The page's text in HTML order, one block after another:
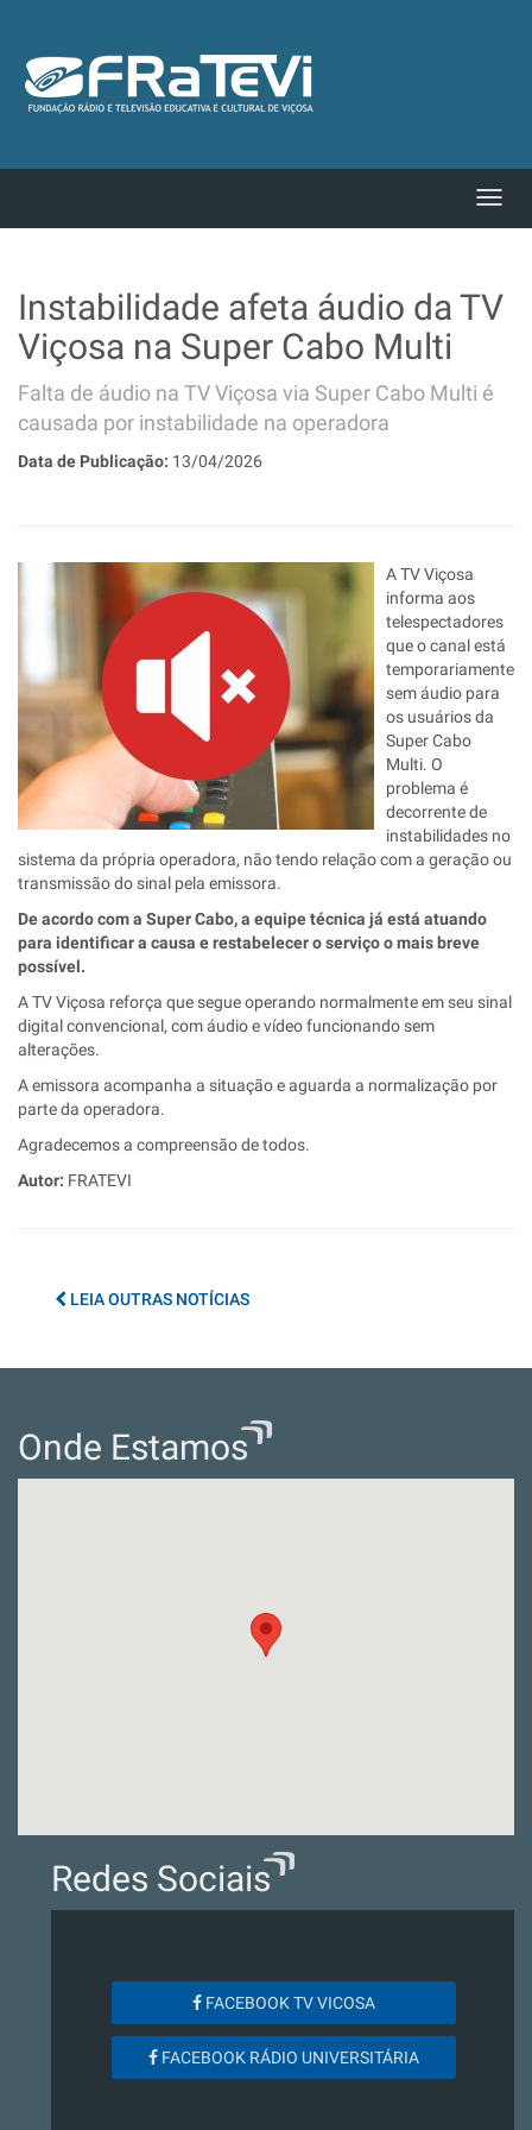
Instabilidade afeta áudio da TV
Viçosa na Super Cabo Multi
Falta de áudio na TV Viçosa via Super Cabo Multi é
causada por instabilidade na operadora
Data de Publicação: 13/04/2026
A TV Viçosa
informa aos
telespectadores
que o canal está
temporariamente
sem áudio para
os usuários da
Super Cabo
Multi. O
problema é
decorrente de
instabilidades no
sistema da própria operadora, não tendo relação com a geração ou
transmissão do sinal pela emissora.
De acordo com a Super Cabo, a equipe técnica já está atuando
para identificar a causa e restabelecer o serviço o mais breve
possível.
A TV Viçosa reforça que segue operando normalmente em seu sinal
digital convencional, com áudio e vídeo funcionando sem
alterações.
A emissora acompanha a situação e aguarda a normalização por
parte da operadora.
Agradecemos a compreensão de todos.
Autor: FRATEVI
LEIA OUTRAS NOTÍCIAS
Onde Estamos
Redes Sociais
FACEBOOK TV VICOSA
FACEBOOK RÁDIO UNIVERSITÁRIA